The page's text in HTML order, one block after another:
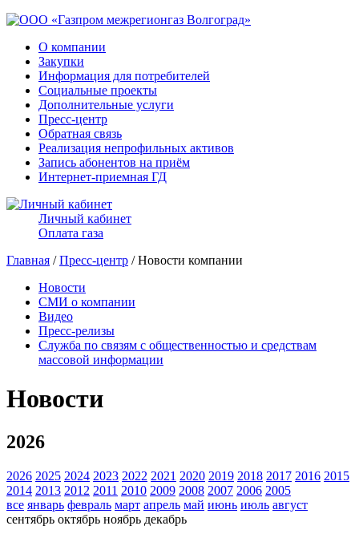
О компании
Закупки
Информация для потребителей
Социальные проекты
Дополнительные услуги
Пресс-центр
Обратная связь
Реализация непрофильных активов
Запись абонентов на приём
Интернет-приемная ГД
Личный кабинет
Оплата газа
Главная /Пресс-центр / Новости компании
Новости
СМИ о компании
Видео
Пресс-релизы
Служба по связям с общественностью и средствам
массовой информации
Новости
2026
2026 2025 2024 2023 2022 2021 2020 2019 2018 2017 2016 2015
2014 2013 2012 2011 2010 2009 2008 2007 2006 2005
все январь февраль март апрель май июнь июль август
сентябрь октябрь ноябрь декабрь